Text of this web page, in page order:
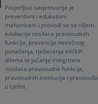
Povjerljivo savjetovanje je
preventivni i edukativni
mehanizam i provodi se sa ciljem
edukacije nosilaca pravosudnih
funkcija, prevencije neetičnog
ponašanja, rješavanja etičkih
dilema te jačanja integriteta
nosilaca pravosudne funkcije,
pravosudnih institucija i pravosuđa
u cjelini.